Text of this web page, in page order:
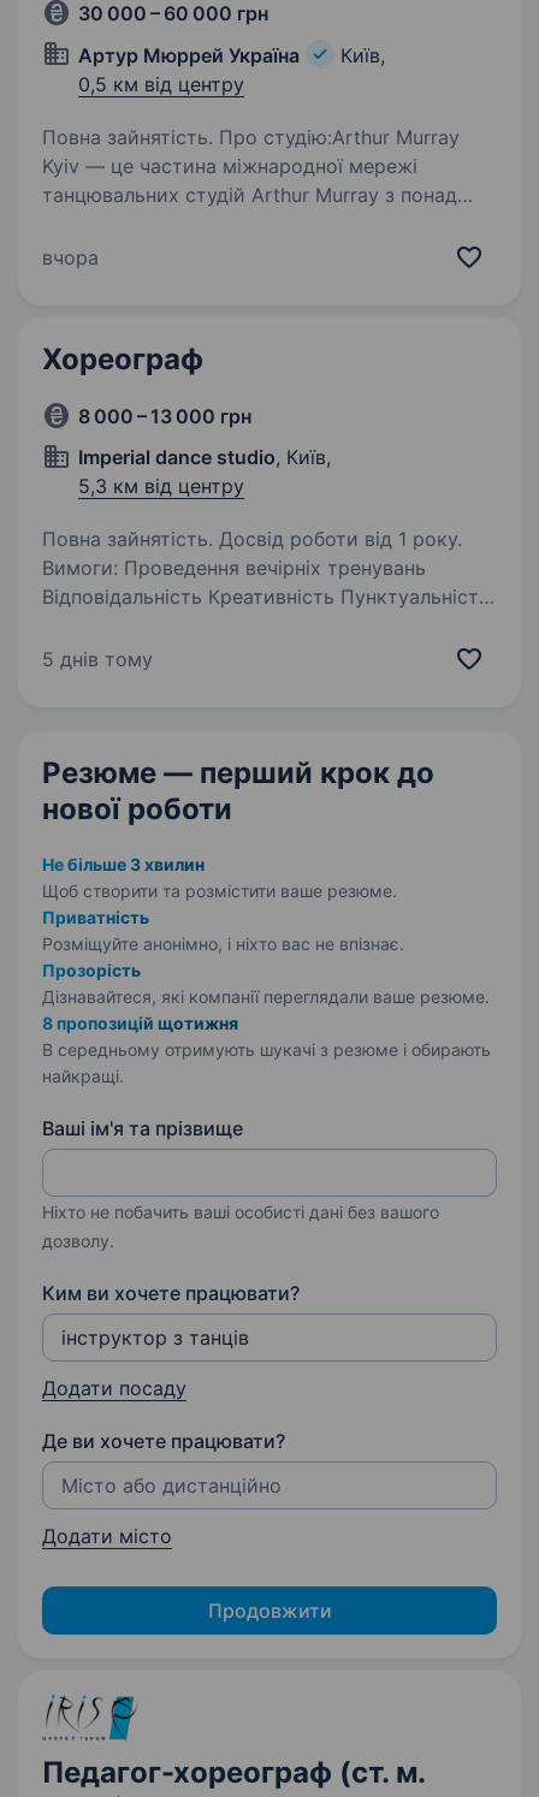
30 000 – 60 000 грн
Артур Мюррей Україна
Київ,
0,5 км від центру
Повна зайнятість. Про студію:Arthur Murray
Kyiv — це частина міжнародної мережі
танцювальних студій Arthur Murray з понад
залишається лише хобі, ми створюємо місце,
вчора
Хореограф
8 000 – 13 000 грн
Imperial dance studio, Київ,
5,3 км від центру
Повна зайнятість. Досвід роботи від 1 року.
Вимоги: Проведення вечірніх тренувань
Відповідальність Креативність Пунктуальність
та чемпіонатів Умови роботи: Вечірні групи,
5 днів тому
Резюме — перший крок до
нової роботи
Не більше 3 хвилин
Щоб створити та розмістити ваше резюме.
Приватність
Розміщуйте анонімно, і ніхто вас не впізнає.
Прозорість
Дізнавайтеся, які компанії переглядали ваше резюме.
8 пропозицій щотижня
В середньому отримують шукачі з резюме і обирають
найкращі.
Ваші ім'я та прізвище
Ніхто не побачить ваші особисті дані без вашого
дозволу.
Ким ви хочете працювати?
Додати посаду
Де ви хочете працювати?
Додати місто
Продовжити
Педагог-хореограф (ст. м.